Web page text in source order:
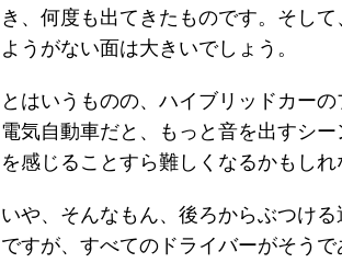
き、何度も出てきたものです。そし
ようがない面は大きいでしょう。
とはいうものの、ハイブリッドカー
電気自動車だと、もっと音を出すシ
を感じることすら難しくなるかもしれ
いや、そんなもん、後ろからぶつけ
ですが、すべてのドライバーがそう